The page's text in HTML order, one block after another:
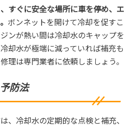
すぐに安全な場所に車を停め、エ
ボンネットを開けて冷却を促すこ
ンが熱い間は冷却水のキャップを
却水が極端に減っていれば補充も
理は専門業者に依頼しましょう。
防法
、冷却水の定期的な点検と補充、